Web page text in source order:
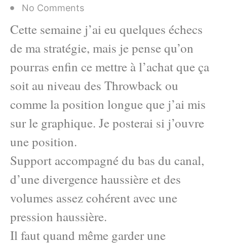
No Comments
Cette semaine j’ai eu quelques échecs
de ma stratégie, mais je pense qu’on
pourras enfin ce mettre à l’achat que ça
soit au niveau des Throwback ou
comme la position longue que j’ai mis
sur le graphique. Je posterai si j’ouvre
une position.
Support accompagné du bas du canal,
d’une divergence haussière et des
volumes assez cohérent avec une
pression haussière.
Il faut quand même garder une